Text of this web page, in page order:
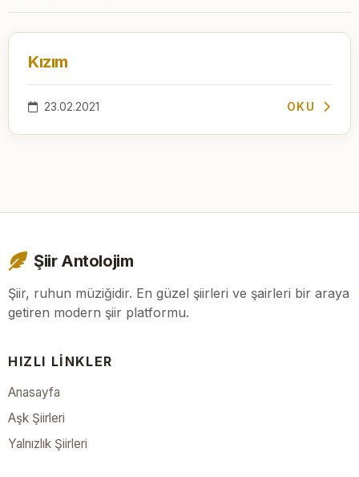
Kızım
23.02.2021 OKU
Şiir Antolojim
Şiir, ruhun müziğidir. En güzel şiirleri ve şairleri bir araya
getiren modern şiir platformu.
HIZLI LINKLER
Anasayfa
Aşk Şiirleri
Yalnızlık Şiirleri